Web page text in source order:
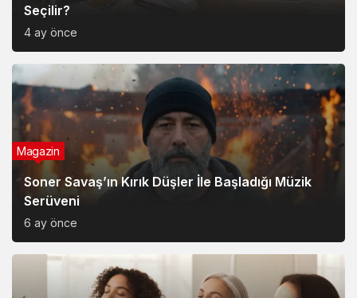
Seçilir?
4 ay önce
Soner Savaş’ın Kırık Düşler İle Başladığı Müzik
Serüveni
6 ay önce
Magazin